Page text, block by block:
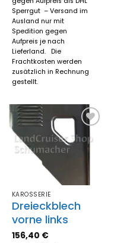
Sperrgut – Versand im
Ausland nur mit
Spedition gegen
Aufpreis je nach
Lieferland. Die
Frachtkosten werden
zusätzlich in Rechnung
gestellt.
Zum
Merkzettel
hinzufügen
KAROSSERIE
Dreieckblech
vorne links
156,40 €